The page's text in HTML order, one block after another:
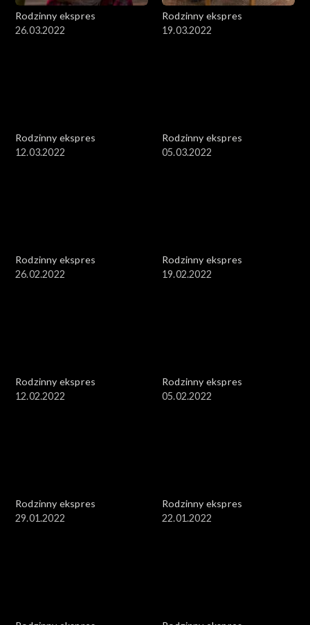
Rodzinny ekspres
26.03.2022
Rodzinny ekspres
19.03.2022
Rodzinny ekspres
12.03.2022
Rodzinny ekspres
05.03.2022
Rodzinny ekspres
26.02.2022
Rodzinny ekspres
19.02.2022
Rodzinny ekspres
12.02.2022
Rodzinny ekspres
05.02.2022
Rodzinny ekspres
29.01.2022
Rodzinny ekspres
22.01.2022